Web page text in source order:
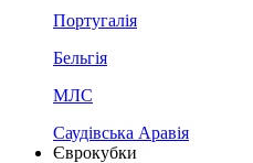
Португалія
Бельгія
МЛС
Саудівська Аравія
Єврокубки